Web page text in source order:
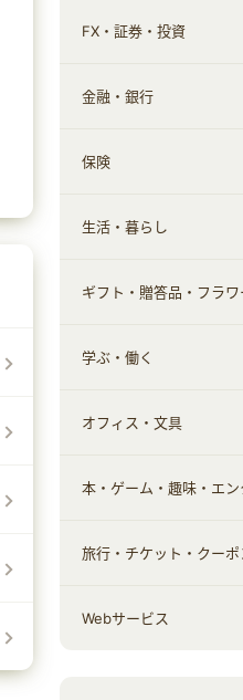
家電・パソコン・
通信・レンタルサ
スマホ・携帯電話
定額制有料コンテ
すべて見る
クレジットカード
FX・証券・投資
すべて見る
証券
仮想通貨
その他投資
金融・銀行
銀行・ネット銀行
キャッシング・ロ
その他金融
保険
すべて見る
保険相談・面談
生活・暮らし
すべて見る
住まい・暮らし
不動産
引越し
エコ・エネルギー
車情報・カーシェ
ギフト・贈答品・フラワ
すべて見る
ギフト・贈答品
学ぶ・働く
すべて見る
習い事・学習・学
仕事・転職
オフィス・文具
すべて見る
オフィス・文具
本・ゲーム・趣味・エン
すべて見る
ゲーム・趣味
旅行・チケット・クーポ
すべて見る
Webサービス